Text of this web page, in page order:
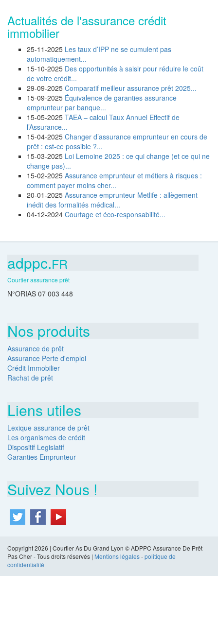
Actualités de l'assurance crédit
immobilier
25-11-2025 Les taux d’IPP ne se cumulent pas
automatiquement...
15-10-2025 Des opportunités à saisir pour réduire le coût
de votre crédit...
29-09-2025 Comparatif meilleur assurance prêt 2025...
15-09-2025 Équivalence de garanties assurance
emprunteur par banque...
15-05-2025 TAEA – calcul Taux Annuel Effectif de
l’Assurance...
15-04-2025 Changer d’assurance emprunteur en cours de
prêt : est-ce possible ?...
15-03-2025 Loi Lemoine 2025 : ce qui change (et ce qui ne
change pas)...
15-02-2025 Assurance emprunteur et métiers à risques :
comment payer moins cher...
20-01-2025 Assurance emprunteur Metlife : allègement
inédit des formalités médical...
04-12-2024 Courtage et éco-responsabilité...
adppc.FR
Courtier assurance prêt
N°ORIAS 07 003 448
Nos produits
Assurance de prêt
Assurance Perte d'emploi
Crédit Immobilier
Rachat de prêt
Liens utiles
Lexique assurance de prêt
Les organismes de crédit
Dispositif Legislatif
Garanties Emprunteur
Suivez Nous !
Copyright 2026 | Courtier As Du Grand Lyon © ADPPC Assurance De Prêt
Pas Cher - Tous droits réservés | Mentions légales-politique de
confidentialité